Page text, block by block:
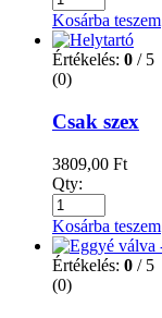
Kosárba teszem
Értékelés: 0 / 5
(0)
Csak szex
3809,00 Ft
Qty:
Kosárba teszem
Értékelés: 0 / 5
(0)